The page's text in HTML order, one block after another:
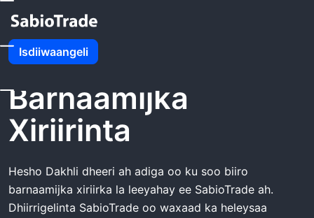
Isdiiwaangeli
Guriga SabioTrade Barnaamijka Xiriirinta
SabioTrade
Barnaamijka
Xiriirinta
Hesho Dakhli dheeri ah adiga oo ku soo biiro
barnaamijka xiriirka la leeyahay ee SabioTrade ah.
Dhiirrigelinta SabioTrade oo waxaad ka heleysaa